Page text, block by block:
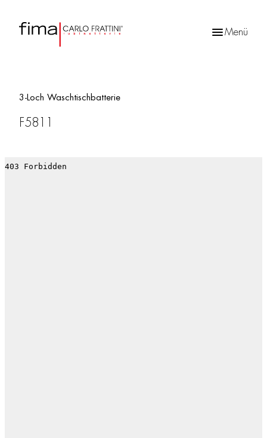
Menü
3-Loch Waschtischbatterie
F5811